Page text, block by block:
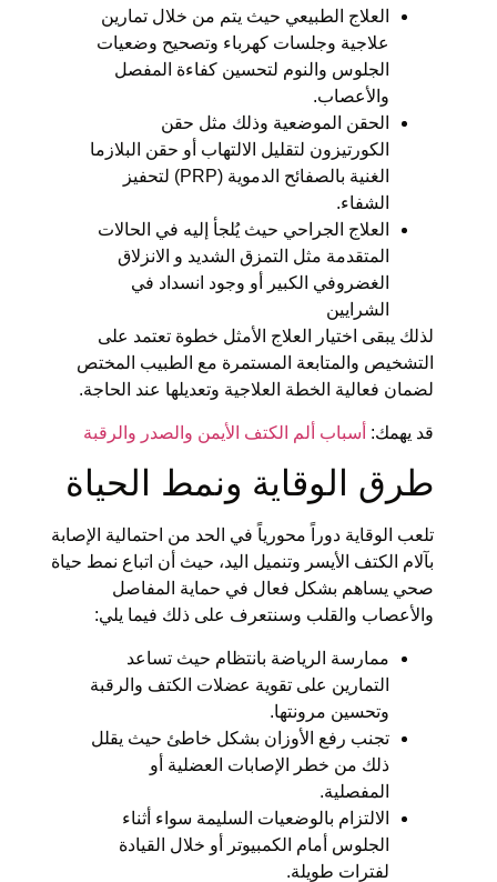
العلاج الطبيعي حيث يتم من خلال تمارين
علاجية وجلسات كهرباء وتصحيح وضعيات
الجلوس والنوم لتحسين كفاءة المفصل
والأعصاب.
الحقن الموضعية وذلك مثل حقن
الكورتيزون لتقليل الالتهاب أو حقن البلازما
الغنية بالصفائح الدموية (PRP) لتحفيز
الشفاء.
العلاج الجراحي حيث يُلجأ إليه في الحالات
المتقدمة مثل التمزق الشديد و الانزلاق
الغضروفي الكبير أو وجود انسداد في
الشرايين
لذلك يبقى اختيار العلاج الأمثل خطوة تعتمد على
التشخيص والمتابعة المستمرة مع الطبيب المختص
لضمان فعالية الخطة العلاجية وتعديلها عند الحاجة.
قد يهمك: أسباب ألم الكتف الأيمن والصدر والرقبة
طرق الوقاية ونمط الحياة
تلعب الوقاية دوراً محورياً في الحد من احتمالية الإصابة
بآلام الكتف الأيسر وتنميل اليد، حيث أن اتباع نمط حياة
صحي يساهم بشكل فعال في حماية المفاصل
والأعصاب والقلب وسنتعرف على ذلك فيما يلي:
ممارسة الرياضة بانتظام حيث تساعد
التمارين على تقوية عضلات الكتف والرقبة
وتحسين مرونتها.
تجنب رفع الأوزان بشكل خاطئ حيث يقلل
ذلك من خطر الإصابات العضلية أو
المفصلية.
الالتزام بالوضعيات السليمة سواء أثناء
الجلوس أمام الكمبيوتر أو خلال القيادة
لفترات طويلة.